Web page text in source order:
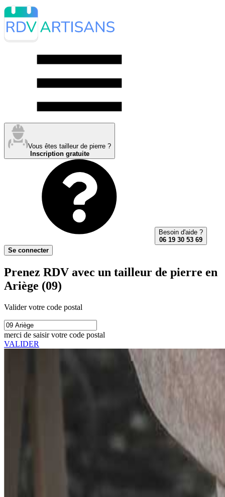
Vous êtes tailleur de pierre ?
Inscription gratuite
Besoin d'aide ?
06 19 30 53 69
Se connecter
Prenez RDV avec un tailleur de pierre en
Ariège (09)
Valider votre code postal
merci de saisir votre code postal
VALIDER